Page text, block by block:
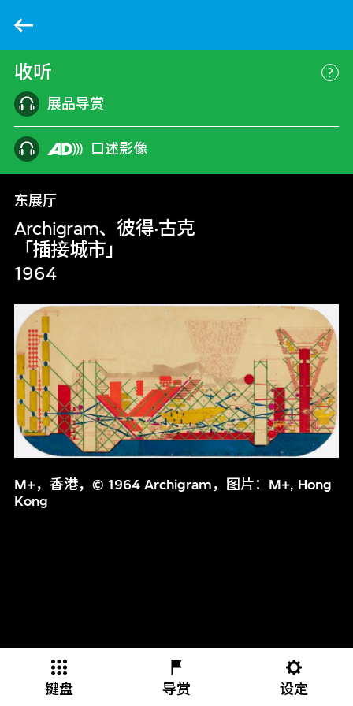
收听
展品导赏
口述影像
东展厅
Archigram、彼得·古克
「插接城市」
1964
M+，香港，© 1964 Archigram，图片：M+, Hong
Kong
键盘 导赏 设定